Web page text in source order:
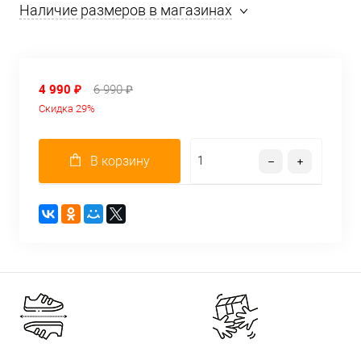
Наличие размеров в магазинах
4 990 ₽ 6 990 ₽
Скидка 29%
В корзину